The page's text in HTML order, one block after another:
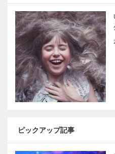
ピックアップ記事